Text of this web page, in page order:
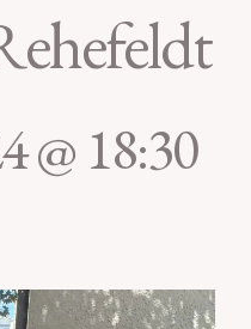
@ 18:30